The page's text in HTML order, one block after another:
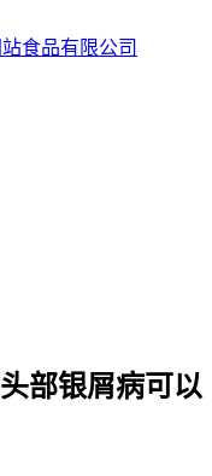
部银屑病可以